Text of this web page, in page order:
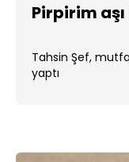
Pirpirim
Tahsin Şef,
yaptı